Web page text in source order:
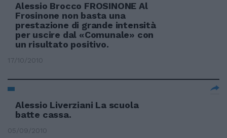
Alessio Brocco FROSINONE Al
Frosinone non basta una
prestazione di grande intensità
per uscire dal «Comunale» con
un risultato positivo.
17/10/2010
Alessio Liverziani La scuola
batte cassa.
05/09/2010